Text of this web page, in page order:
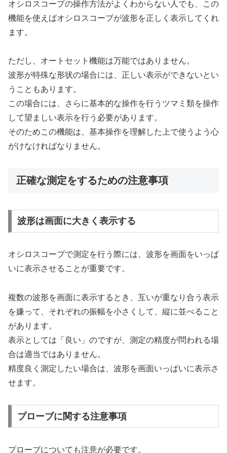
オシロスコープの操作方法がよくわからない人でも、この
機能を使えばオシロスコープが波形を正しく表示してくれ
ます。
ただし、オートセット機能は万能ではありません。
波形が特殊な形状の場合には、正しい表示ができないとい
うこともあります。
この場合には、さらに基本的な操作を行うツマミ類を操作
して望ましい表示を行う必要があります。
そのためこの機能は、基本操作を理解した上で使うよう心
がけなければなりません。
正確な測定をするための注意事項
波形は画面に大きく表示する
オシロスコープで測定を行う際には、波形を画面をいっぱ
いに表示させることが重要です。
複数の波形を画面に表示するとき、互いが重なり合う表示
を嫌って、それぞれの振幅を小さくして、縦に並べること
があります。
表示としては「良い」のですが、測定の精度が問われる場
合は適当ではありません。
精度良く測定したい場合は、波形を画面いっぱいに表示さ
せます。
プローブに関する注意事項
プローブについても注意が必要です。